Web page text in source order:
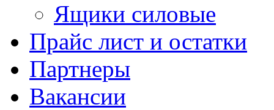
Ящики силовые
Прайс лист и остатки
Партнеры
Вакансии